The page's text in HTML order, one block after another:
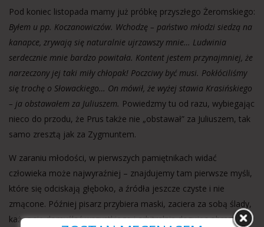
Pod koniec listopada mamy już próbkę przyszłego Żeromskiego:
Byłem u pp. Koczanowiczów. Wchodzę – państwo młodzi siedzą na
kanapce, zrywają się naturalnie ujrzawszy mnie… Ludwinia
serdecznie mnie bardzo powitała. Kontent jestem przynajmniej, że
narzeczony jej taki miły chłopak! Poczciwy być musi. Pokłóciliśmy
się trochę o Słowackiego… On mówił, że wyżej stawia Krasińskiego
– ja obstawałem za Juliuszem. Powiedzmy tu od razu, wybiegając
nieco do przodu, że Prus także nie „obstawał” za Juliuszem, tak
samo zresztą jak za Zygmuntem.
W zaraniu młodości, w pierwszych pamiętnikach widać
człowieka może najwyraźniej – znajdujemy tam pierwsze myśli,
które się odciskają głęboko, a źródła jeszcze czyste i nie
zmącone. Później pisarz przybiera maski, zaciera za sobą ślady,
każąc się domyślać wszystkiego i arbitralnie dozując obrazy z